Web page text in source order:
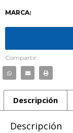
MARCA:
Compartir:
Descripción
Descripción